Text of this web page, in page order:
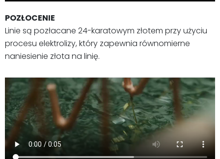
POZŁOCENIE
Linie są pozłacane 24-karatowym złotem przy użyciu
procesu elektrolizy, który zapewnia równomierne
naniesienie złota na linię.